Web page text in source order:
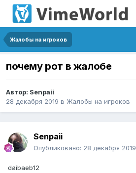
Жалобы на игроков
почему рот в жалобе
Автор: Senpaii
28 декабря 2019 в Жалобы на игроков
Senpaii
Опубликовано: 28 декабря 2019
daibaeb12